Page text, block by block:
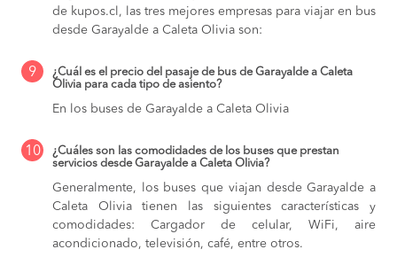
de kupos.cl, las tres mejores empresas para viajar en bus
desde Garayalde a Caleta Olivia son:
9
¿Cuál es el precio del pasaje de bus de Garayalde a Caleta
Olivia para cada tipo de asiento?
En los buses de Garayalde a Caleta Olivia
10
¿Cuáles son las comodidades de los buses que prestan
servicios desde Garayalde a Caleta Olivia?
Generalmente, los buses que viajan desde Garayalde a
Caleta Olivia tienen las siguientes características y
comodidades: Cargador de celular, WiFi, aire
acondicionado, televisión, café, entre otros.